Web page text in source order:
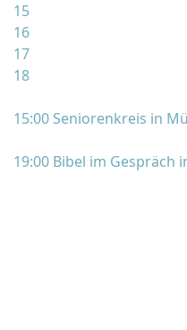
15
16
17
18
15:00 Seniorenkreis in
19:00 Bibel im Gespräch